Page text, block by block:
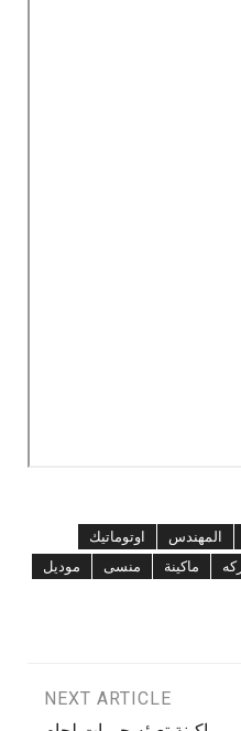
المهندس
اوتوماتيك
ماكينة منسى
موديل
NEXT ARTICLE